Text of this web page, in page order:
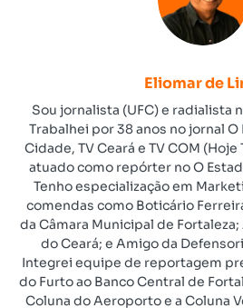
Eliomar de
Sou jornalista (UFC) e radialista
Trabalhei por 38 anos no jornal O
Cidade, TV Ceará e TV COM
atuado como repórter no O
Tenho especialização em
comendas como Boticário
da Câmara Municipal de
do Ceará; e Amigo da
Integrei equipe de reportagem
do Furto ao Banco Central de
Coluna do Aeroporto e a Coluna